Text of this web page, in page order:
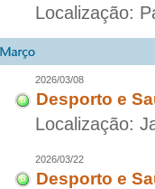
Localização:
2026/03/08
Desporto e
Localização:
2026/03/22
Desporto e